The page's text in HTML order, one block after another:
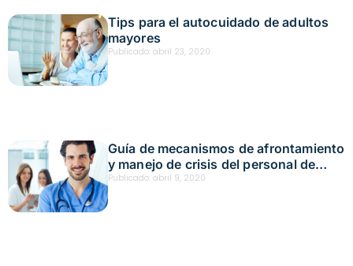
Tips para el autocuidado de adultos
mayores
Publicado: abril 23, 2020
Guía de mecanismos de afrontamiento
y manejo de crisis del personal de
salud
Publicado: abril 9, 2020